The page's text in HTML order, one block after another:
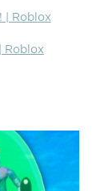
ролик
Roblox